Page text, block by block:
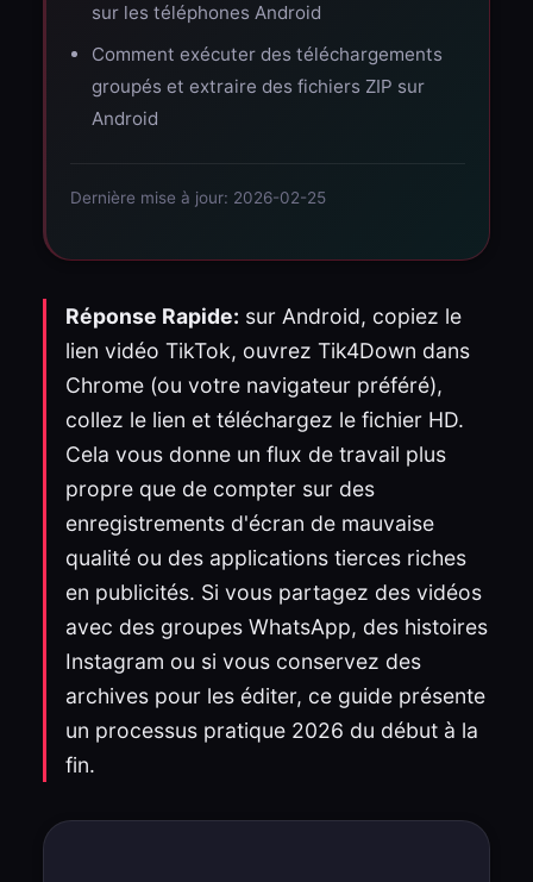
sur les téléphones Android
Comment exécuter des téléchargements
groupés et extraire des fichiers ZIP sur
Android
Dernière mise à jour: 2026-02-25
Réponse Rapide: sur Android, copiez le
lien vidéo TikTok, ouvrez Tik4Down dans
Chrome (ou votre navigateur préféré),
collez le lien et téléchargez le fichier HD.
Cela vous donne un flux de travail plus
propre que de compter sur des
enregistrements d'écran de mauvaise
qualité ou des applications tierces riches
en publicités. Si vous partagez des vidéos
avec des groupes WhatsApp, des histoires
Instagram ou si vous conservez des
archives pour les éditer, ce guide présente
un processus pratique 2026 du début à la
fin.